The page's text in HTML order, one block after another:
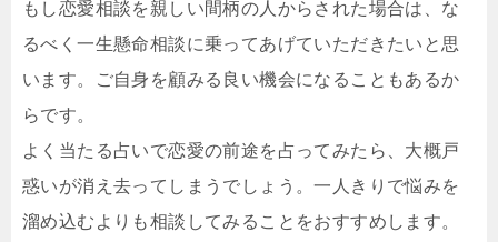
もし恋愛相談を親しい間柄の人からされた場合は、な
るべく一生懸命相談に乗ってあげていただきたいと思
います。ご自身を顧みる良い機会になることもあるか
らです。
よく当たる占いで恋愛の前途を占ってみたら、大概戸
惑いが消え去ってしまうでしょう。一人きりで悩みを
溜め込むよりも相談してみることをおすすめします。